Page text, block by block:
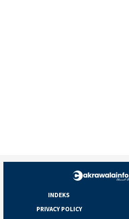
INDEKS
PRIVACY POLICY